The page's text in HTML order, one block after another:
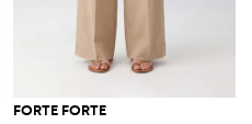
FORTE FORTE